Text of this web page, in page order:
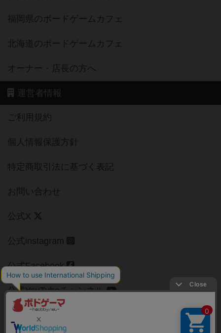
福岡県のボードゲームカフェ
北海道のボードゲームカフェ
オーナー・店長の方へ
運営者情報
ご利用規約
個人情報保護方針
特定商取引法に基づく表記
お問い合わせ
公式X
公式instagram
公式Facebook
公式YouTubeチャンネル